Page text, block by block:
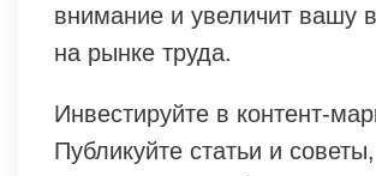
внимание и увеличит вашу
на рынке труда.
Инвестируйте в контент-
Публикуйте статьи и советы,